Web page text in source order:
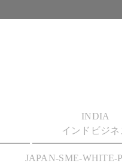
INDIA
インドビジネ
JAPAN-SME-WHITE-